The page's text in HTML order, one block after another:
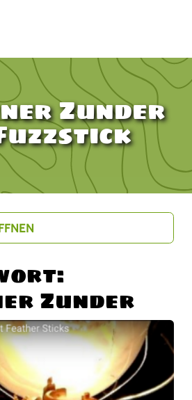
Zunder
Zunder